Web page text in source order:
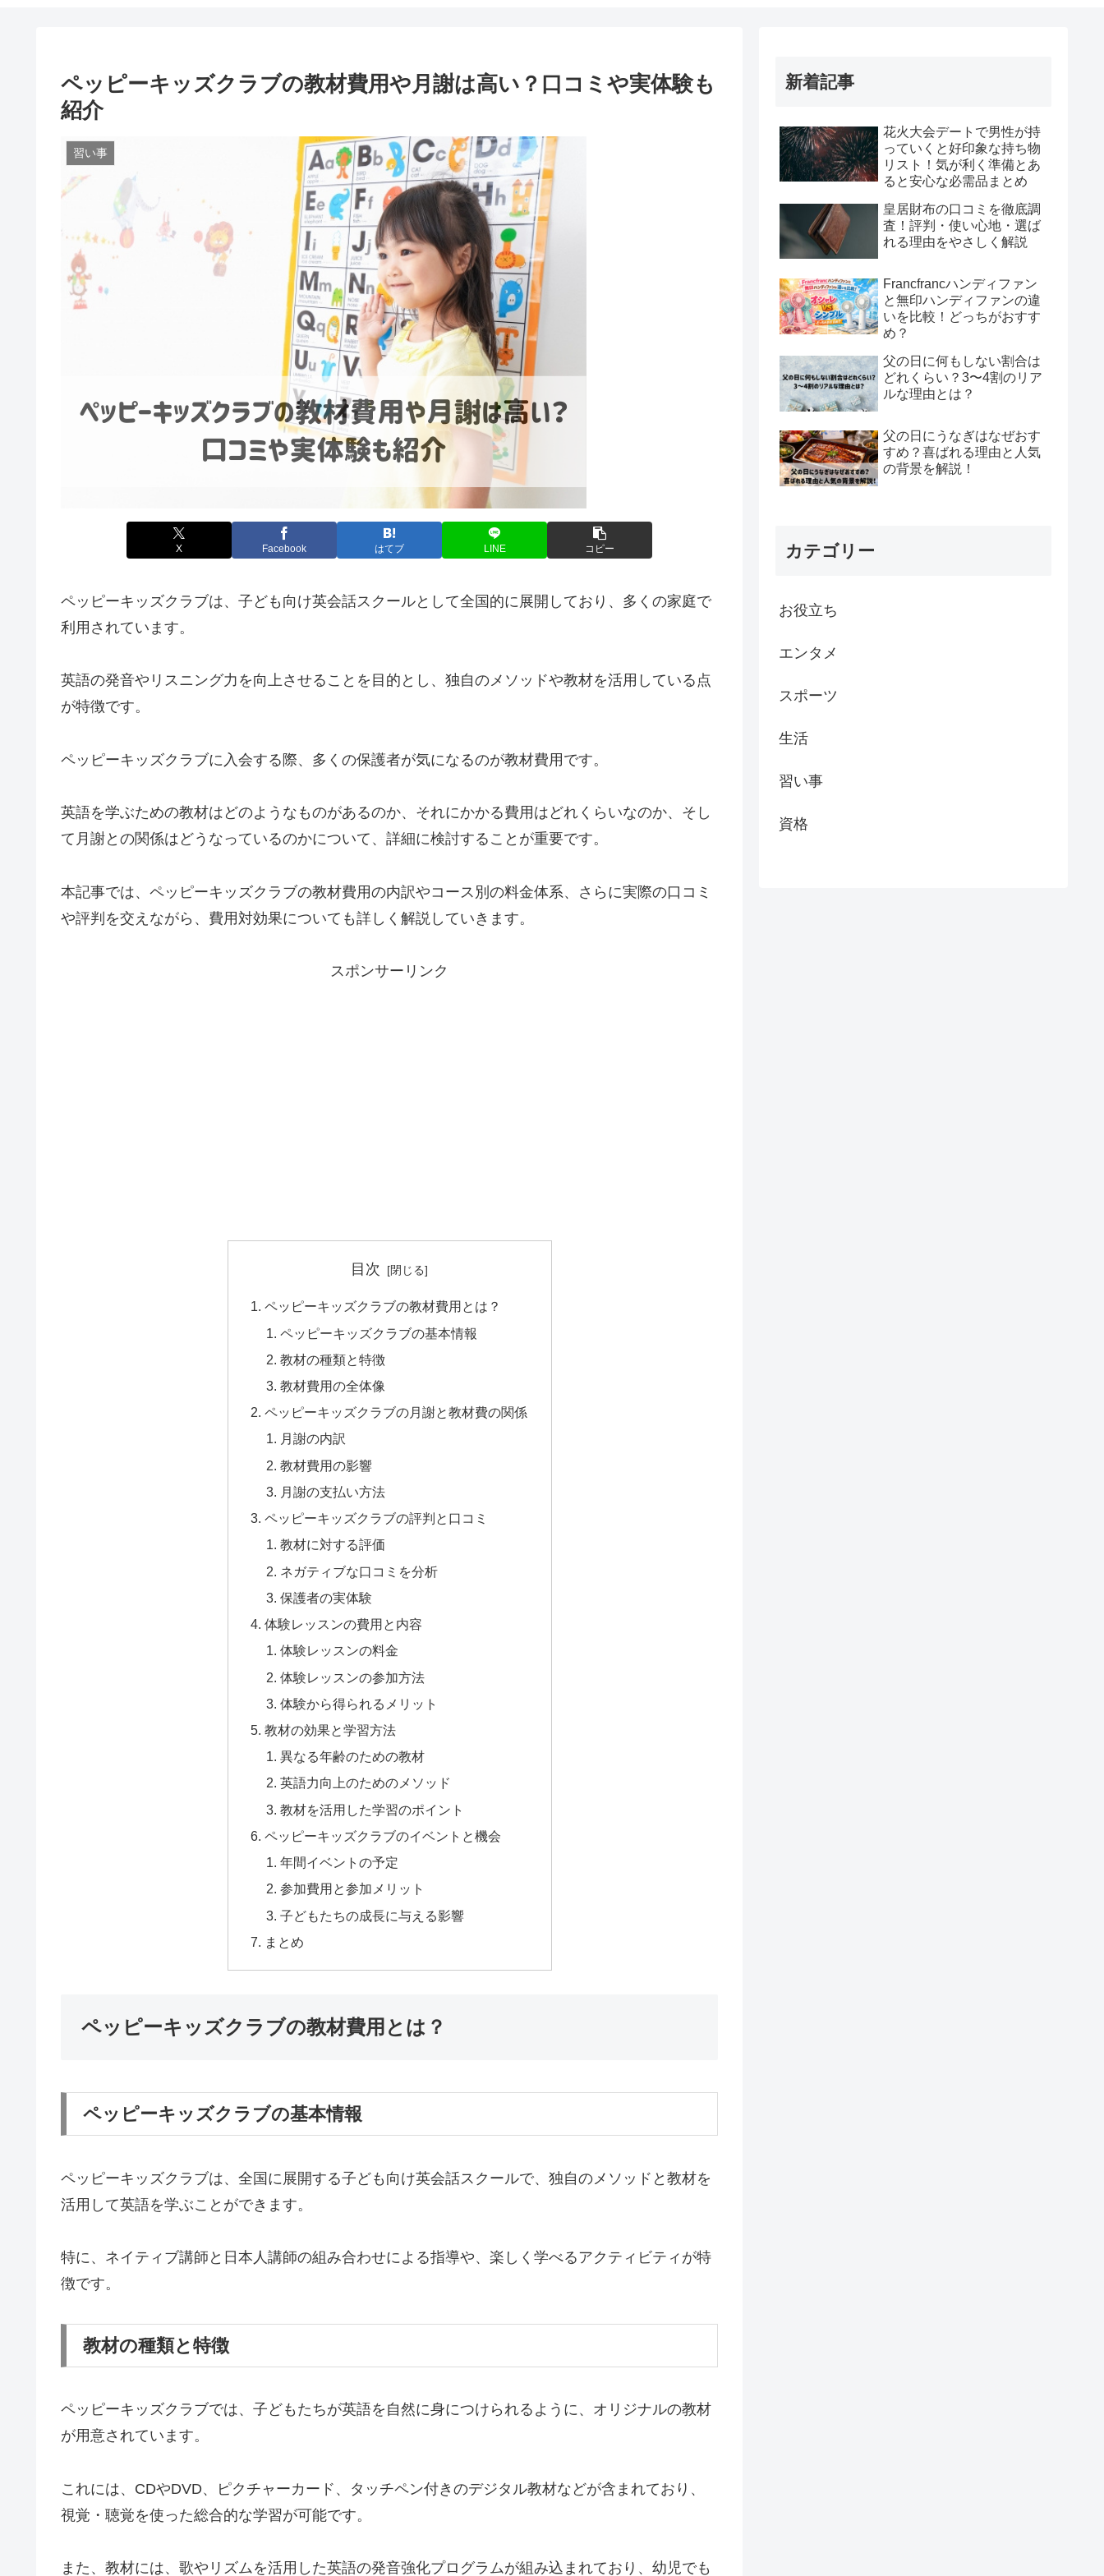
ペッピーキッズクラブの教材費用や月謝は高い？口コミや実体験も
紹介
習い事
X Facebook はてブ LINE コピー
ペッピーキッズクラブは、子ども向け英会話スクールとして全国的に展開しており、多くの家庭で
利用されています。
英語の発音やリスニング力を向上させることを目的とし、独自のメソッドや教材を活用している点
が特徴です。
ペッピーキッズクラブに入会する際、多くの保護者が気になるのが教材費用です。
英語を学ぶための教材はどのようなものがあるのか、それにかかる費用はどれくらいなのか、そし
て月謝との関係はどうなっているのかについて、詳細に検討することが重要です。
本記事では、ペッピーキッズクラブの教材費用の内訳やコース別の料金体系、さらに実際の口コミ
や評判を交えながら、費用対効果についても詳しく解説していきます。
スポンサーリンク
目次
ペッピーキッズクラブの教材費用とは？
ペッピーキッズクラブの基本情報
教材の種類と特徴
教材費用の全体像
ペッピーキッズクラブの月謝と教材費の関係
月謝の内訳
教材費用の影響
月謝の支払い方法
ペッピーキッズクラブの評判と口コミ
教材に対する評価
ネガティブな口コミを分析
保護者の実体験
体験レッスンの費用と内容
体験レッスンの料金
体験レッスンの参加方法
体験から得られるメリット
教材の効果と学習方法
異なる年齢のための教材
英語力向上のためのメソッド
教材を活用した学習のポイント
ペッピーキッズクラブのイベントと機会
年間イベントの予定
参加費用と参加メリット
子どもたちの成長に与える影響
まとめ
ペッピーキッズクラブの教材費用とは？
ペッピーキッズクラブの基本情報
ペッピーキッズクラブは、全国に展開する子ども向け英会話スクールで、独自のメソッドと教材を
活用して英語を学ぶことができます。
特に、ネイティブ講師と日本人講師の組み合わせによる指導や、楽しく学べるアクティビティが特
徴です。
教材の種類と特徴
ペッピーキッズクラブでは、子どもたちが英語を自然に身につけられるように、オリジナルの教材
が用意されています。
これには、CDやDVD、ピクチャーカード、タッチペン付きのデジタル教材などが含まれており、
視覚・聴覚を使った総合的な学習が可能です。
また、教材には、歌やリズムを活用した英語の発音強化プログラムが組み込まれており、幼児でも
新着記事
花火大会デートで男性が持
っていくと好印象な持ち物
リスト！気が利く準備とあ
ると安心な必需品まとめ
皇居財布の口コミを徹底調
査！評判・使い心地・選ば
れる理由をやさしく解説
Francfrancハンディファン
と無印ハンディファンの違
いを比較！どっちがおすす
め？
父の日に何もしない割合は
どれくらい？3〜4割のリア
ルな理由とは？
父の日にうなぎはなぜおす
すめ？喜ばれる理由と人気
の背景を解説！
カテゴリー
お役立ち
エンタメ
スポーツ
生活
習い事
資格